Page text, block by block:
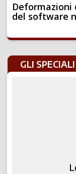
del software
GLI